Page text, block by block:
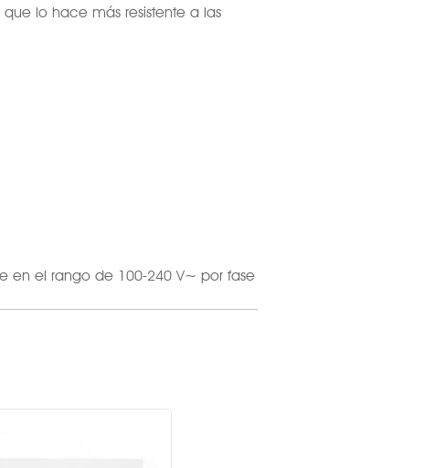
lo hace más resistente a las
en el rango de 100-240 V~ por fase